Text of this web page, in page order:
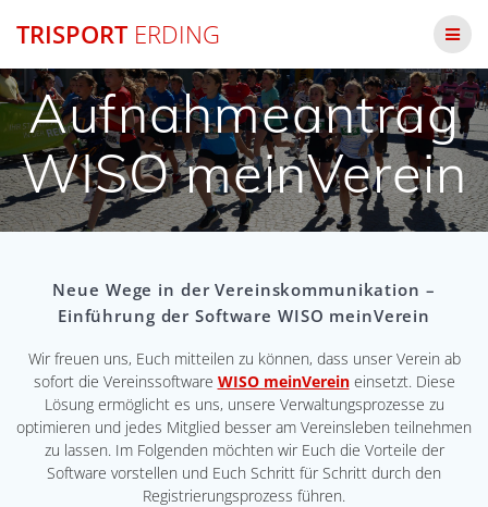
TRISPORTERDING
Aufnahmeantrag
WISO meinVerein
Neue Wege in der Vereinskommunikation –
Einführung der Software WISO meinVerein
Wir freuen uns, Euch mitteilen zu können, dass unser Verein ab
sofort die Vereinssoftware WISO meinVereineinsetzt. Diese
Lösung ermöglicht es uns, unsere Verwaltungsprozesse zu
optimieren und jedes Mitglied besser am Vereinsleben teilnehmen
zu lassen. Im Folgenden möchten wir Euch die Vorteile der
Software vorstellen und Euch Schritt für Schritt durch den
Registrierungsprozess führen.